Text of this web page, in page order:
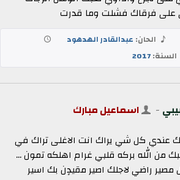
على فرقاك فشلت وما قدرت
الحان: عبدالقادر الهدهود
السنة:2017
- اسماعيل مبارك
عندي كل شي يراك انت الاغلى تراك في
من الله بركه قلبي غرام اهلكه تمون ...
راضي لاجلك اصير مقيدٍن بك اسير